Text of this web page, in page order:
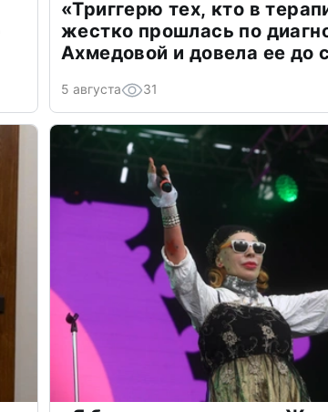
«Триггерю тех, кто в
жестко прошлась по
Ахмедовой и довела ее до
5 августа 31